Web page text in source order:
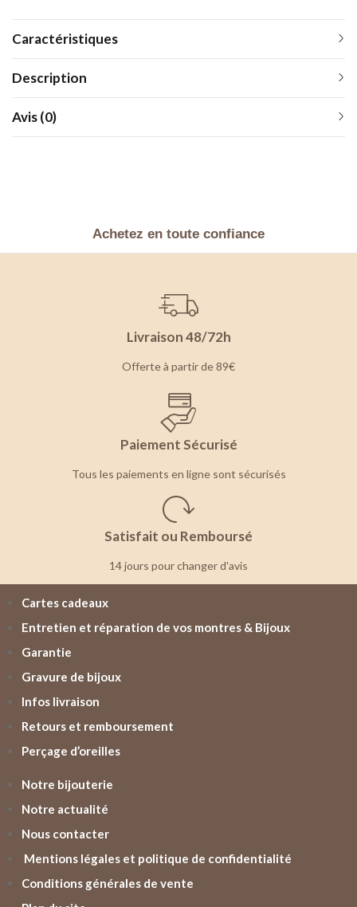
Caractéristiques
Description
Avis (0)
Achetez en toute confiance
Livraison 48/72h
Offerte à partir de 89€
Paiement Sécurisé
Tous les paiements en ligne sont sécurisés
Satisfait ou Remboursé
14 jours pour changer d'avis
Cartes cadeaux
Entretien et réparation de vos montres & Bijoux
Garantie
Gravure de bijoux
Infos livraison
Retours et remboursement
Perçage d’oreilles
Notre bijouterie
Notre actualité
Nous contacter
Mentions légales et politique de confidentialité
Conditions générales de vente